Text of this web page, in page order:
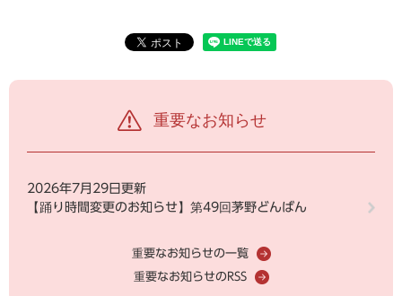
重要なお知らせ
2026年7月29日更新
【踊り時間変更のお知らせ】第49回茅野どんばん
重要なお知らせの一覧
重要なお知らせのRSS